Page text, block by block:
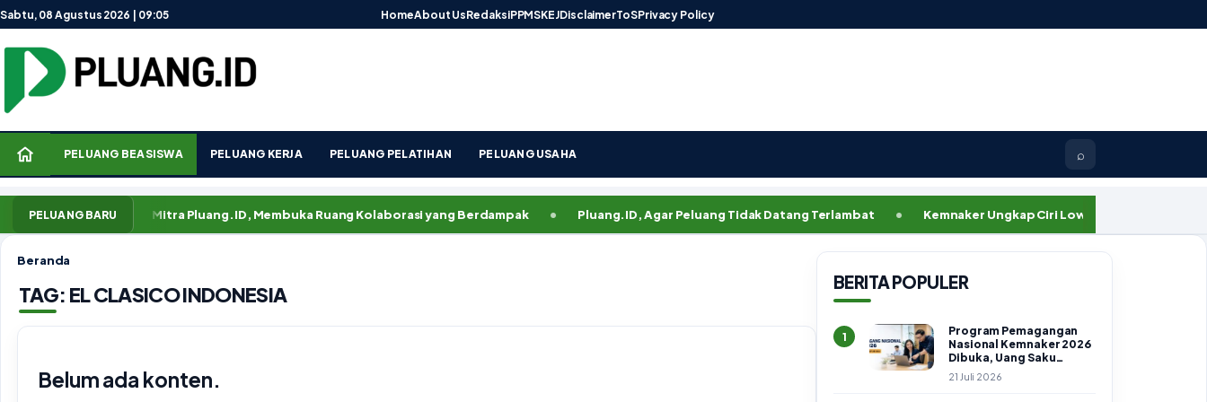
Lewati ke konten
Sabtu, 08 Agustus 2026 | 09:05 HomeAbout UsRedaksiPPMSKEJDisclaimerToSPrivacy Policy
PELUANG BEASISWA PELUANG KERJA PELUANG PELATIHAN PELUANG USAHA ⌕
PELUANG BARU
Rubrik Mitra Pluang.ID, Membuka Ruang Kolaborasi yang Berdampak Pluang.ID, Agar Peluang Tidak Datang Terlambat Kemnaker Ungkap Ciri Lowongan Kerja Palsu,
Beranda
TAG: EL CLASICO INDONESIA
Belum ada konten.
BERITA POPULER
1
Program Pemagangan
Nasional Kemnaker 2026
Dibuka, Uang Saku
Setara UMK dan BPJS
21 Juli 2026